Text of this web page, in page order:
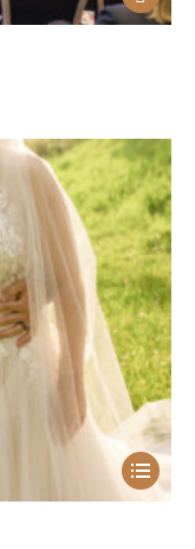
Dieses
Produkt